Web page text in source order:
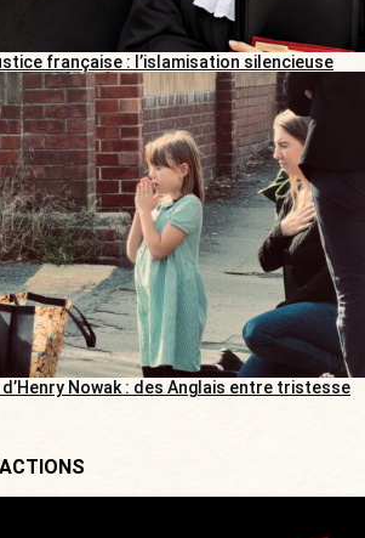
française : l’islamisation silencieuse
d’Henry Nowak : des Anglais entre tristesse